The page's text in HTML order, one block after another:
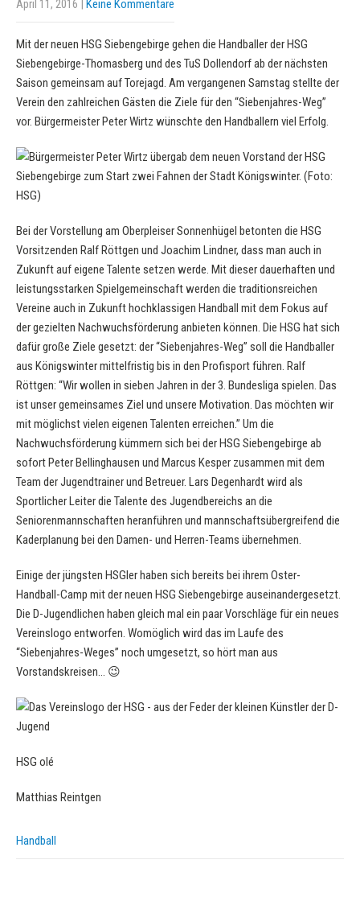
April 11, 2016 Keine Kommentare
Mit der neuen HSG Siebengebirge gehen die Handballer der HSG
Siebengebirge-Thomasberg und des TuS Dollendorf ab der nächsten
Saison gemeinsam auf Torejagd. Am vergangenen Samstag stellte der
Verein den zahlreichen Gästen die Ziele für den “Siebenjahres-Weg”
vor. Bürgermeister Peter Wirtz wünschte den Handballern viel Erfolg.
Bei der Vorstellung am Oberpleiser Sonnenhügel betonten die HSG
Vorsitzenden Ralf Röttgen und Joachim Lindner, dass man auch in
Zukunft auf eigene Talente setzen werde. Mit dieser dauerhaften und
leistungsstarken Spielgemeinschaft werden die traditionsreichen
Vereine auch in Zukunft hochklassigen Handball mit dem Fokus auf
der gezielten Nachwuchsförderung anbieten können. Die HSG hat sich
dafür große Ziele gesetzt: der “Siebenjahres-Weg” soll die Handballer
aus Königswinter mittelfristig bis in den Profisport führen. Ralf
Röttgen: “Wir wollen in sieben Jahren in der 3. Bundesliga spielen. Das
ist unser gemeinsames Ziel und unsere Motivation. Das möchten wir
mit möglichst vielen eigenen Talenten erreichen.” Um die
Nachwuchsförderung kümmern sich bei der HSG Siebengebirge ab
sofort Peter Bellinghausen und Marcus Kesper zusammen mit dem
Team der Jugendtrainer und Betreuer. Lars Degenhardt wird als
Sportlicher Leiter die Talente des Jugendbereichs an die
Seniorenmannschaften heranführen und mannschaftsübergreifend die
Kaderplanung bei den Damen- und Herren-Teams übernehmen.
Einige der jüngsten HSGler haben sich bereits bei ihrem Oster-
Handball-Camp mit der neuen HSG Siebengebirge auseinandergesetzt.
Die D-Jugendlichen haben gleich mal ein paar Vorschläge für ein neues
Vereinslogo entworfen. Womöglich wird das im Laufe des
“Siebenjahres-Weges” noch umgesetzt, so hört man aus
Vorstandskreisen… 😉
HSG olé
Matthias Reintgen
Handball